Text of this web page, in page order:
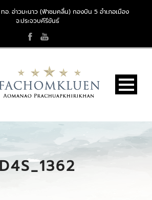
อ. อ่าวมะนาว (ฟ้าชมคลื่น) กองบิน 5 อำเภอเมือง
จ.ประจวบคีรีขันธ์
D4S_1362